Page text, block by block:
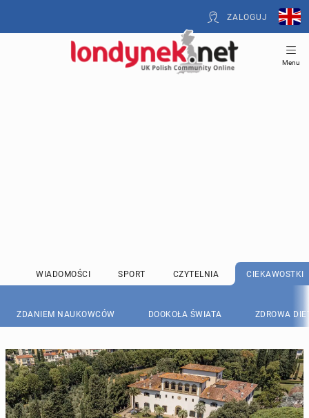
ZALOGUJ
Menu
WIADOMOŚCI SPORT CZYTELNIA CIEKAWOSTKI
ZDANIEM NAUKOWCÓW DOOKOŁA ŚWIATA ZDROWA